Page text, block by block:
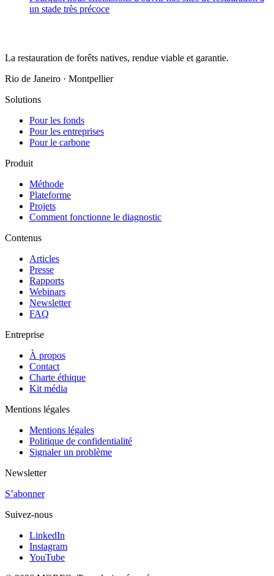
un stade très précoce
La restauration de forêts natives, rendue viable et garantie.
Rio de Janeiro · Montpellier
Solutions
Pour les fonds
Pour les entreprises
Pour le carbone
Produit
Méthode
Plateforme
Projets
Comment fonctionne le diagnostic
Contenus
Articles
Presse
Rapports
Webinars
Newsletter
FAQ
Entreprise
À propos
Contact
Charte éthique
Kit média
Mentions légales
Mentions légales
Politique de confidentialité
Signaler un problème
Newsletter
S’abonner
Suivez-nous
LinkedIn
Instagram
YouTube